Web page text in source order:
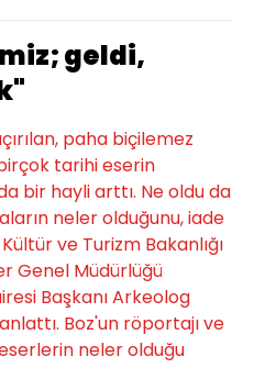
geldi,
paha biçilemez
tarihi eserin
bir hayli arttı. Ne oldu da
neler olduğunu, iade
ve Turizm Bakanlığı
Genel Müdürlüğü
Başkanı Arkeolog
Boz'un röportajı ve
neler olduğu